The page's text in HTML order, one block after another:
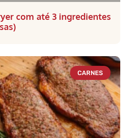
com até 3 ingredientes
CARNES